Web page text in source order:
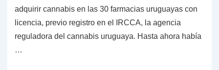
adquirir cannabis en las 30 farmacias uruguayas con
licencia, previo registro en el IRCCA, la agencia
reguladora del cannabis uruguaya. Hasta ahora había
…